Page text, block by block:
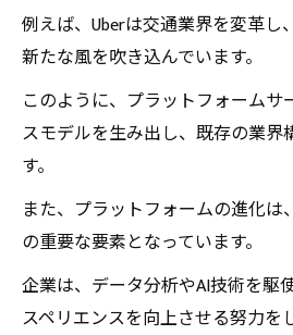
例えば、Uberは交通業界を変革し
新たな風を吹き込んでいます。
このように、プラットフォームサ
スモデルを生み出し、既存の業界
す。
また、プラットフォームの進化は
の重要な要素となっています。
企業は、データ分析やAI技術を駆
スペリエンスを向上させる努力を